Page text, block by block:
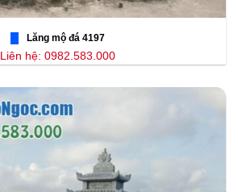
Lăng mộ đá 4197
Liên hệ: 0982.583.000